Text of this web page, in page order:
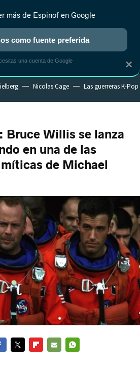
NUEVO
REALITY ANIME RANKINGS CINE
Nicolas Cage Las guerreras K-Pop
Bruce Willis se lanza
en una de las
de Michael
×
más de Espinof en Google
como fuente preferida
una cuenta de Google